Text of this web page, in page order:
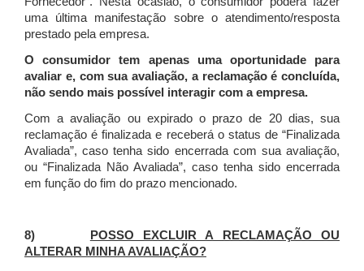
uma última manifestação sobre o atendimento/resposta
prestado pela empresa.
O consumidor tem apenas uma oportunidade para
avaliar e, com sua avaliação, a reclamação é concluída,
não sendo mais possível interagir com a empresa.
Com a avaliação ou expirado o prazo de 20 dias, sua
reclamação é finalizada e receberá o status de “Finalizada
Avaliada”, caso tenha sido encerrada com sua avaliação,
ou “Finalizada Não Avaliada”, caso tenha sido encerrada
em função do fim do prazo mencionado.
8)
POSSO EXCLUIR A RECLAMAÇÃO OU
ALTERAR MINHA AVALIAÇÃO?